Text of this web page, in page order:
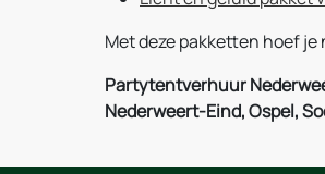
Met deze pakketten hoef
Partytentverhuur
Nederweert-Eind, Ospel,